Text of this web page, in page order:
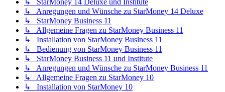
↳ StarMoney 14 Deluxe und Institute
↳ Anregungen und Wünsche zu StarMoney 14 Deluxe
↳ StarMoney Business 11
↳ Allgemeine Fragen zu StarMoney Business 11
↳ Installation von StarMoney Business 11
↳ Bedienung von StarMoney Business 11
↳ StarMoney Business 11 und Institute
↳ Anregungen und Wünsche zu StarMoney Business 11
↳ Allgemeine Fragen zu StarMoney 10
↳ Installation von StarMoney 10